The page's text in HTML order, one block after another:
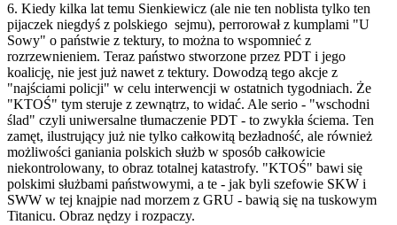
6. Kiedy kilka lat temu Sienkiewicz (ale nie ten noblista tylko ten
pijaczek niegdyś z polskiego sejmu), perrorował z kumplami "U
Sowy" o państwie z tektury, to można to wspomnieć z
rozrzewnieniem. Teraz państwo stworzone przez PDT i jego
koalicję, nie jest już nawet z tektury. Dowodzą tego akcje z
"najściami policji" w celu interwencji w ostatnich tygodniach. Że
"KTOŚ" tym steruje z zewnątrz, to widać. Ale serio - "wschodni
ślad" czyli uniwersalne tłumaczenie PDT - to zwykła ściema. Ten
zamęt, ilustrujący już nie tylko całkowitą bezładność, ale również
możliwości ganiania polskich służb w sposób całkowicie
niekontrolowany, to obraz totalnej katastrofy. "KTOŚ" bawi się
polskimi służbami państwowymi, a te - jak byli szefowie SKW i
SWW w tej knajpie nad morzem z GRU - bawią się na tuskowym
Titanicu. Obraz nędzy i rozpaczy.